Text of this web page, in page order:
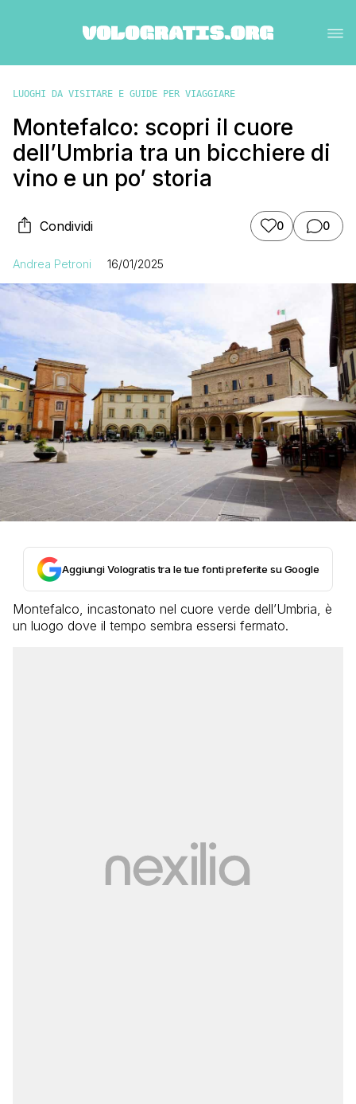
LUOGHI DA VISITARE E GUIDE PER VIAGGIARE
Montefalco: scopri il cuore
dell’Umbria tra un bicchiere di
vino e un po’ storia
Condividi 0 0
Andrea Petroni 16/01/2025
Aggiungi Vologratis tra le tue fonti preferite su Google
Montefalco, incastonato nel cuore verde dell’Umbria, è
un luogo dove il tempo sembra essersi fermato.